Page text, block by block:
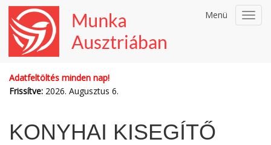
Menü
Adatfeltöltés minden nap!
Frissítve: 2026. Augusztus 6.
KONYHAI KISEGÍTŐ